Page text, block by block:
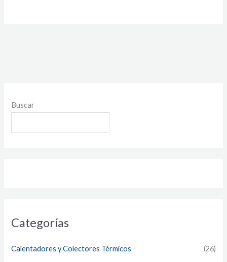
Buscar
Categorías
Calentadores y Colectores Térmicos (26)